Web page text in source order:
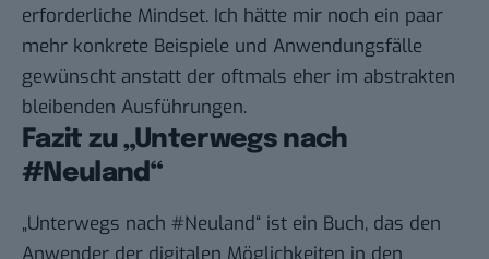
erforderliche Mindset. Ich hätte mir noch ein paar
mehr konkrete Beispiele und Anwendungsfälle
gewünscht anstatt der oftmals eher im abstrakten
bleibenden Ausführungen.
Fazit zu „Unterwegs nach
#Neuland“
„Unterwegs nach #Neuland“ ist ein Buch, das den
Anwender der digitalen Möglichkeiten in den